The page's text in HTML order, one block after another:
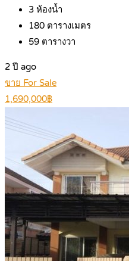
3 ห้องน้ำ
180 ตารางเมตร
59 ตารางวา
2 ปี ago
ขาย For Sale
1,690,000฿